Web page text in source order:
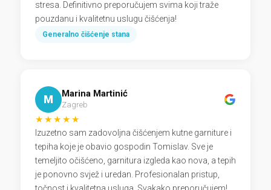
stresa. Definitivno preporučujem svima koji traže
pouzdanu i kvalitetnu uslugu čišćenja!
Generalno čišćenje stana
M Marina Martinić
Zagreb
★★★★★
Izuzetno sam zadovoljna čišćenjem kutne garniture i
tepiha koje je obavio gospodin Tomislav. Sve je
temeljito očišćeno, garnitura izgleda kao nova, a tepih
je ponovno svjež i uredan. Profesionalan pristup,
točnost i kvalitetna usluga. Svakako preporučujem!